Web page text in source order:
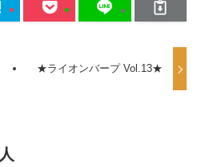
★ライオンバープ Vol.13★